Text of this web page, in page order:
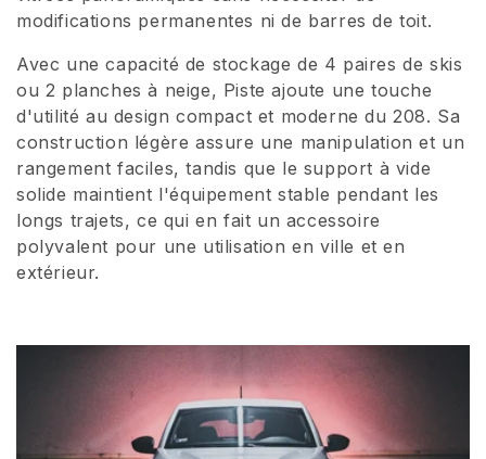
t
i
o
n
:
modifications permanentes ni de barres de toit.
Avec une capacité de stockage de 4 paires de skis
ou 2 planches à neige, Piste ajoute une touche
d'utilité au design compact et moderne du 208. Sa
construction légère assure une manipulation et un
rangement faciles, tandis que le support à vide
solide maintient l'équipement stable pendant les
longs trajets, ce qui en fait un accessoire
polyvalent pour une utilisation en ville et en
extérieur.